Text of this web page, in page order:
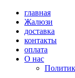
главная
Жалюзи
доставка
контакты
оплата
О нас